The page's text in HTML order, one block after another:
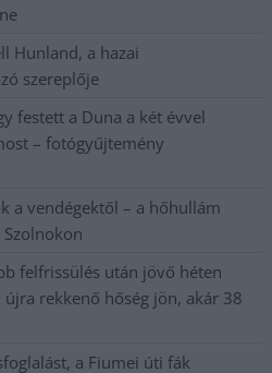
Hunland, a hazai
szereplője
festett a Duna a két évvel
– fotógyűjtemény
a vendégektől – a hőhullám
felfrissülés után jövő héten
rekkenő hőség jön, akár 38
a Fiumei úti fák